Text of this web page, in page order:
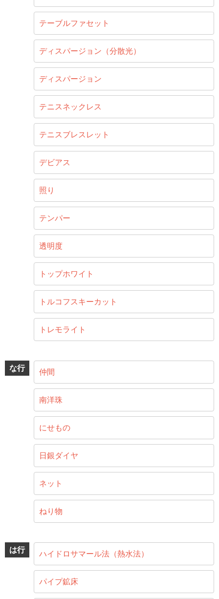
テーブルファセット
ディスパージョン（分散光）
ディスパージョン
テニスネックレス
テニスブレスレット
デビアス
照り
テンパー
透明度
トップホワイト
トルコフスキーカット
トレモライト
な行 仲間
南洋珠
にせもの
日銀ダイヤ
ネット
ねり物
は行 ハイドロサマール法（熱水法）
パイプ鉱床